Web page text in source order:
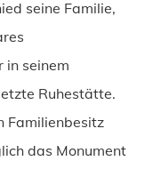
seine Familie,
in seinem
Ruhestätte.
Familienbesitz
das Monument